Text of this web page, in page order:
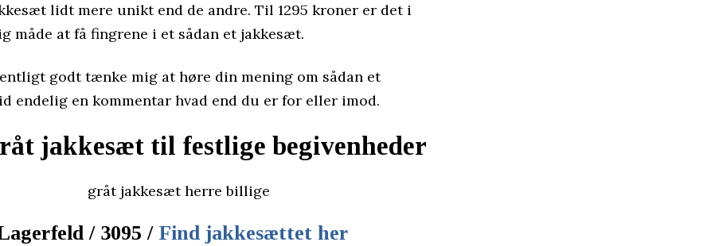
lidt mere unikt end de andre. Til 1295 kroner er det i
måde at få fingrene i et sådan et jakkesæt.
godt tænke mig at høre din mening om sådan et
endelig en kommentar hvad end du er for eller imod.
jakkesæt til festlige begivenheder
/ 3095 / Find jakkesættet her